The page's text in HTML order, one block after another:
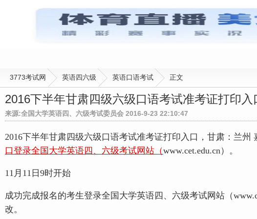
3773考试网 英语四六级 英语口语考试 正文
2016下半年甘肃四级六级口语考试准考证打印入
来源:全国大学英语四、六级考试委员会 2016-9-23 22:10:47
2016下半年甘肃四级六级口语考试准考证打印入口，甘肃：兰
口登录全国大学英语四、六级考试网站（www.cet.edu.cn）。
11月11日9时开始
成功完成报名的考生登录全国大学英语四、六级考试网站（
改。